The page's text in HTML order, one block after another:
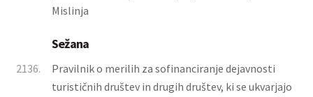
Mislinja
Sežana
2136.
Pravilnik o merilih za sofinanciranje dejavnosti
turističnih društev in drugih društev, ki se ukvarjajo